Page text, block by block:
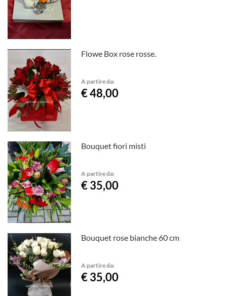
Flowe Box rose rosse.
A partire da:
€ 48,00
Bouquet fiori misti
A partire da:
€ 35,00
Bouquet rose bianche 60 cm
A partire da:
€ 35,00